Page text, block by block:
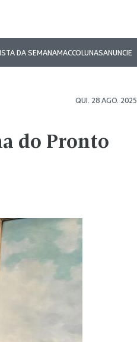
DA SEMANAMACCOLUNASANUNCIE
QUI. 28 AGO. 2025
do Pronto